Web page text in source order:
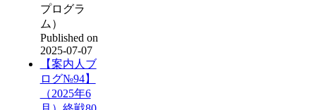
プログラ
ム）
Published on
2025-07-07
【案内人ブ
ログ№94】
（2025年6